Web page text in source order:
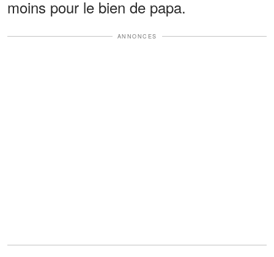
moins pour le bien de papa.
ANNONCES